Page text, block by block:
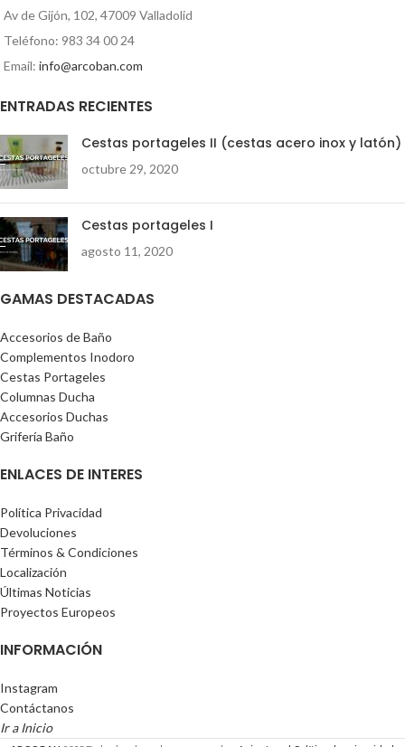
5 uds.
Av de Gijón, 102, 47009 Valladolid
Teléfono: 983 34 00 24
Email: info@arcoban.com
ENTRADAS RECIENTES
Cestas portageles II (cestas acero inox y latón)
octubre 29, 2020
Cestas portageles I
agosto 11, 2020
GAMAS DESTACADAS
Accesorios de Baño
Complementos Inodoro
Cestas Portageles
Columnas Ducha
Accesorios Duchas
Grifería Baño
ENLACES DE INTERES
Política Privacidad
Devoluciones
Términos & Condiciones
Localización
Últimas Noticias
Proyectos Europeos
INFORMACIÓN
Instagram
Contáctanos
Ir a Inicio